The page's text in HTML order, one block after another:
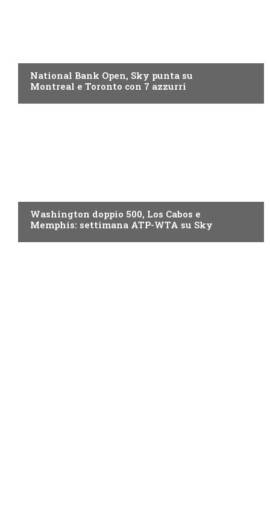
National Bank Open, Sky punta su
Montreal e Toronto con 7 azzurri
Washington doppio 500, Los Cabos e
Memphis: settimana ATP-WTA su Sky